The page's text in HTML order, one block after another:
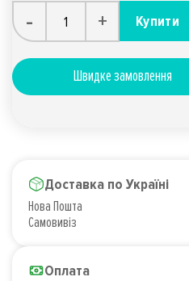
- + Купити
Швидке замовлення
Доставка по Україні
Нова Пошта
Самовивіз
Оплата